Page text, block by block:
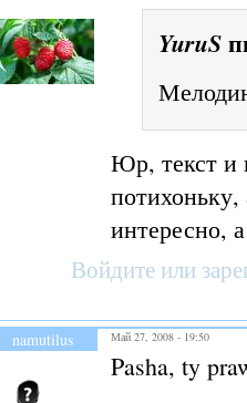
YuruS
Юр, текст и
интересно,
Войдите или
namutilus Май 27, 2008 - 19:50
Pasha, ty